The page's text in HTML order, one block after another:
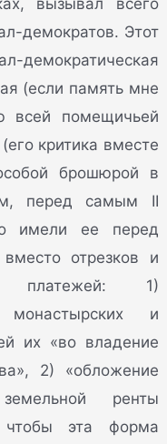
демократов. Этот
демократическая
(если память мне
всей помещичьей
критика вместе
брошюрой в
перед самым II
имели ее перед
отрезков и
платежей: 1)
монастырских и
их «во владение
2) «обложение
ренты
чтобы эта форма